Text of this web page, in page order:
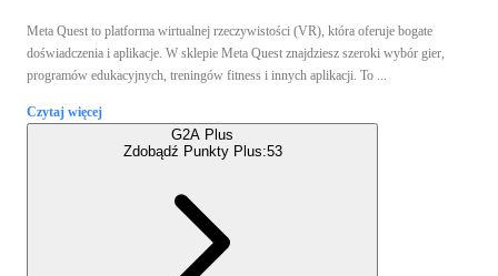
Meta Quest to platforma wirtualnej rzeczywistości (VR), która oferuje bogate
doświadczenia i aplikacje. W sklepie Meta Quest znajdziesz szeroki wybór gier,
programów edukacyjnych, treningów fitness i innych aplikacji. To ...
Czytaj więcej
G2A Plus
Zdobądź Punkty Plus:53